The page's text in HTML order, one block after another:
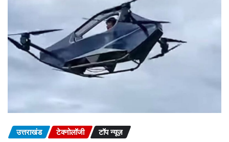
उत्तराखंड टेक्नोलॉजी टॉप न्यूज़